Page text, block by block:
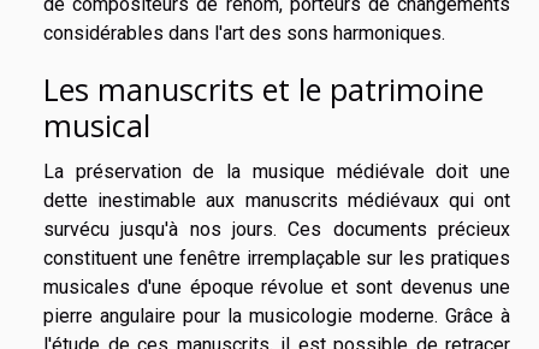
considérables dans l'art des sons harmoniques.
Les manuscrits et le patrimoine
musical
La préservation de la musique médiévale doit une
dette inestimable aux manuscrits médiévaux qui ont
survécu jusqu'à nos jours. Ces documents précieux
constituent une fenêtre irremplaçable sur les pratiques
musicales d'une époque révolue et sont devenus une
pierre angulaire pour la musicologie moderne. Grâce à